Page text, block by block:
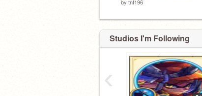
by tnt196
Studios I'm Following
‹